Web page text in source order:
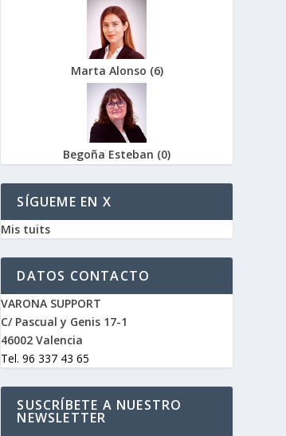
Marta Alonso (6)
Begoña Esteban (0)
SÍGUEME EN X
Mis tuits
DATOS CONTACTO
VARONA SUPPORT
C/ Pascual y Genis 17-1
46002 Valencia
Tel. 96 337 43 65
SUSCRÍBETE A NUESTRO
NEWSLETTER